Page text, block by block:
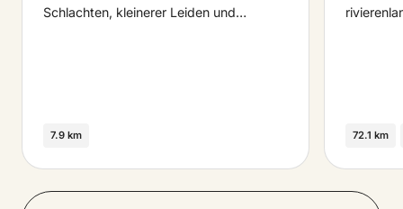
Schlachten, kleinerer Leiden und…
7.9 km 72.1 km